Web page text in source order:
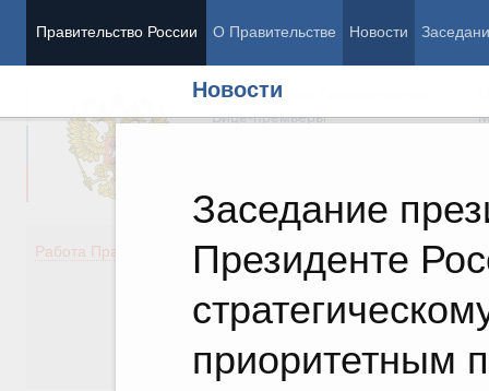
Правительство России О Правительстве Новости
Новости
Заседание
Президенте
приоритетным
Председатель Правительства
Вице-премьеры
Работа Правительства
Демография
Здоровье
Культура
Государство